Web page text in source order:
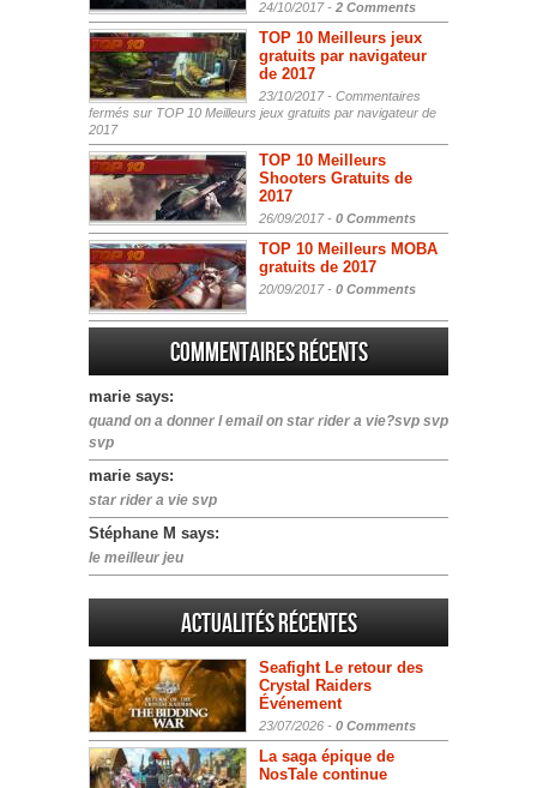
24/10/2017 - 2 Comments
TOP 10 Meilleurs jeux
gratuits par navigateur
de 2017
23/10/2017 - Commentaires
fermés sur TOP 10 Meilleurs jeux gratuits par navigateur de
2017
TOP 10 Meilleurs
Shooters Gratuits de
2017
26/09/2017 - 0 Comments
TOP 10 Meilleurs MOBA
gratuits de 2017
20/09/2017 - 0 Comments
Commentaires récents
marie says:
quand on a donner l email on star rider a vie?svp svp
svp
marie says:
star rider a vie svp
Stéphane M says:
le meilleur jeu
Actualités Récentes
Seafight Le retour des
Crystal Raiders
Événement
23/07/2026 - 0 Comments
La saga épique de
NosTale continue